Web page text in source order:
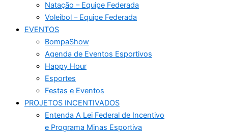
Natação – Equipe Federada
Voleibol – Equipe Federada
EVENTOS
BompaShow
Agenda de Eventos Esportivos
Happy Hour
Esportes
Festas e Eventos
PROJETOS INCENTIVADOS
Entenda A Lei Federal de Incentivo
e Programa Minas Esportiva